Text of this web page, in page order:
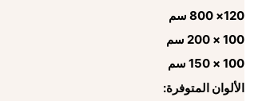
120× 800 سم
100 × 200 سم
100 × 150 سم
الألوان المتوفرة: